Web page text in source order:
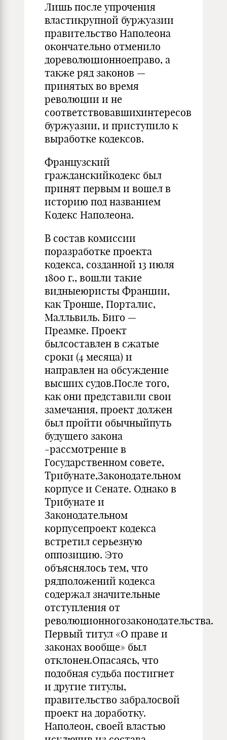
Лишь после упрочения
властикрупной буржуазии
правительство Наполеона
окончательно отменило
дореволюционноеправо, а
также ряд законов —
принятых во время
революции и не
соответствовавшихинтересов
буржуазии, и приступило к
выработке кодексов.
Французский
гражданскийкодекс был
принят первым и вошел в
историю под названием
Кодекс Наполеона.
В состав комиссии
поразработке проекта
кодекса, созданной 13 июля
1800 г., вошли такие
видныеюристы Франции,
как Тронше, Порталис,
Малльвиль. Биго —
Преамке. Проект
былсоставлен в сжатые
сроки (4 месяца) и
направлен на обсуждение
высших судов.После того,
как они представили свои
замечания, проект должен
был пройти обычныйпуть
будущего закона
-рассмотрение в
Государственном совете,
Трибунате,Законодательном
корпусе и Сенате. Однако в
Трибунате и
Законодательном
корпусепроект кодекса
встретил серьезную
оппозицию. Это
объяснялось тем, что
рядположений кодекса
содержал значительные
отступления от
революционногозаконодательства.
Первый титул «О праве и
законах вообще» был
отклонен.Опасаясь, что
подобная судьба постигнет
и другие титулы,
правительство забралосвой
проект на доработку.
Наполеон, своей властью